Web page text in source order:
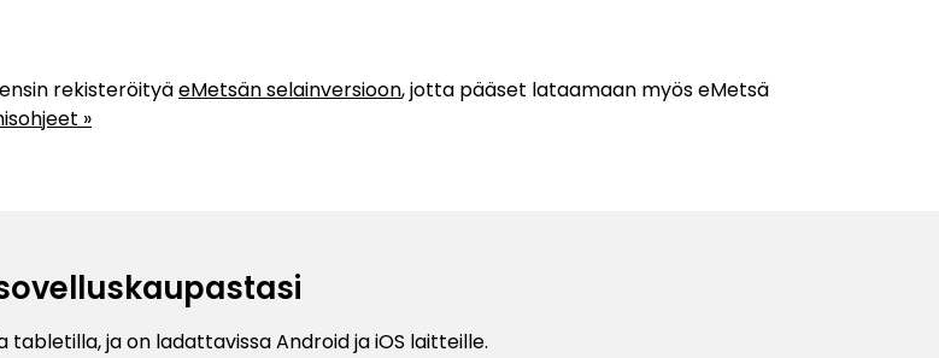
rekisteröityäeMetsän selainversioon, jotta pääset lataamaan myös eMetsä
»
tabletilla, ja on ladattavissa Android ja iOS laitteille.